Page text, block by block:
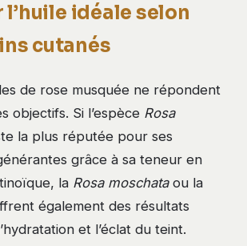
idéale selon
cutanés
de rose musquée ne répondent
objectifs. Si l’espèce Rosa
la plus réputée pour ses
grâce à sa teneur en
la Rosa moschataou la
également des résultats
et l’éclat du teint.